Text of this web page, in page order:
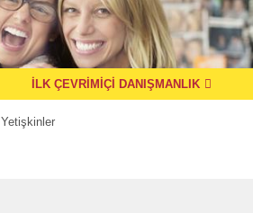
İLK ÇEVRIMIÇI DANIŞMANLIK
Yetişkinler